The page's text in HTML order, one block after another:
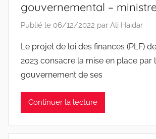
gouvernemental –
Publié le 06/12/2022 par Ali Haidar
Le projet de loi des finances (PLF)
2023 consacre la mise en place par
gouvernement de ses
Continuer la lecture